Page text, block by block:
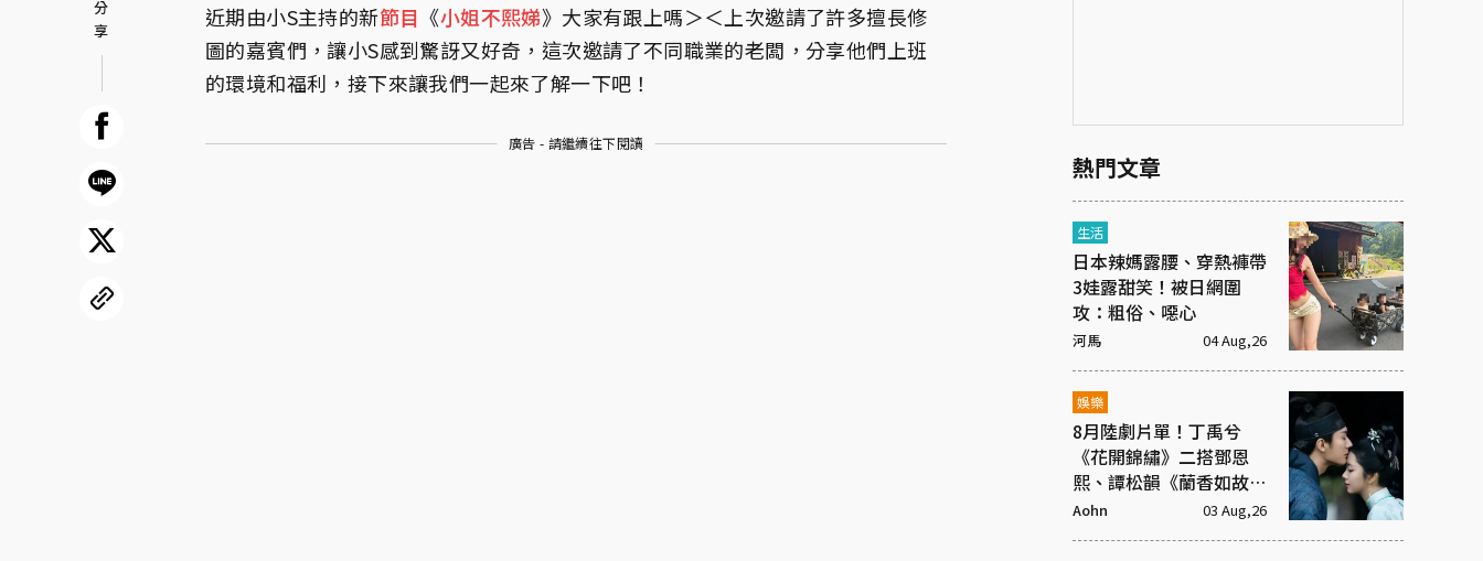
近期由小S主持的新節目 《小姐不熙娣》大家有跟上嗎＞＜上次邀請了許多擅長修
圖的嘉賓們，讓小S感到驚訝又好奇，這次邀請了不同職業的老闆，分享他們上班
的環境和福利，接下來讓我們一起來了解一下吧！
廣告 - 請繼續往下閱讀
熱門文章
生活
日本辣媽露腰、穿熱褲帶
3娃露甜笑！被日網圍
攻：粗俗、噁心
河馬 04 Aug,26
娛樂
8月陸劇片單！丁禹兮
《花開錦繡》二搭鄧恩
熙、譚松韻《蘭香如故》
庶女逆襲
Aohn 03 Aug,26